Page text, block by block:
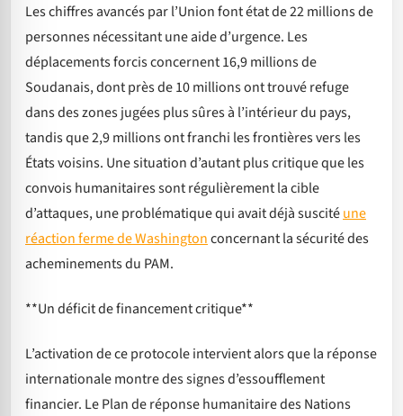
Les chiffres avancés par l’Union font état de 22 millions de
personnes nécessitant une aide d’urgence. Les
déplacements forcis concernent 16,9 millions de
Soudanais, dont près de 10 millions ont trouvé refuge
dans des zones jugées plus sûres à l’intérieur du pays,
tandis que 2,9 millions ont franchi les frontières vers les
États voisins. Une situation d’autant plus critique que les
convois humanitaires sont régulièrement la cible
d’attaques, une problématique qui avait déjà suscitéune
réaction ferme de Washingtonconcernant la sécurité des
acheminements du PAM.
**Un déficit de financement critique**
L’activation de ce protocole intervient alors que la réponse
internationale montre des signes d’essoufflement
financier. Le Plan de réponse humanitaire des Nations